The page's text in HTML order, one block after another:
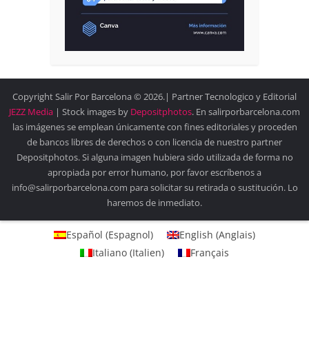
Copyright Salir Por Barcelona © 2026.| Partner Tecnologico y Editorial
JEZZ Media | Stock images by Depositphotos. En salirporbarcelona.com
las imágenes se emplean únicamente con fines editoriales y proceden
de bancos libres de derechos o con licencia de nuestro partner
Depositphotos. Si alguna imagen hubiera sido utilizada de forma no
apropiada por error humano, por favor escríbenos a
info@salirporbarcelona.com para solicitar su retirada o sustitución. Lo
haremos de inmediato.
Español (Espagnol) English (Anglais)
Italiano (Italien) Français